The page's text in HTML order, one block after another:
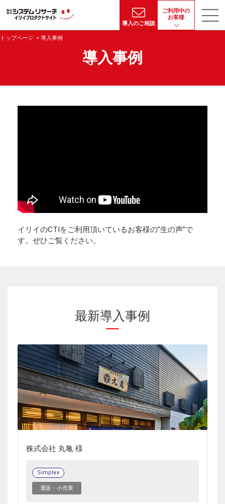
導入のご相談
ご利用中の
お客様
トップページ 導入事例
導入事例
イリイのCTIをご利用頂いているお客様の”生の声”で
す。ぜひご覧ください。
最新導入事例
株式会社 丸亀 様
Simplex
通販・小売業